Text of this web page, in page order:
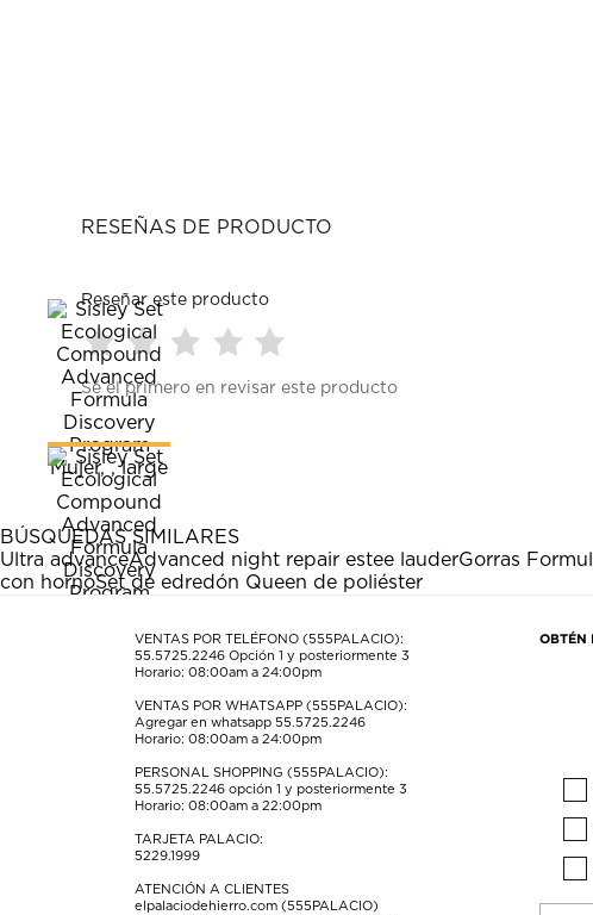
RESEÑAS DE PRODUCTO
Reseñar este producto
Seleccionar
para
calificar
el
artículo
con
1
estrella
Esta
acción
abrirá
formulario
Seleccionar
para
calificar
el
artículo
con
2
estrellas.
Esta
acción
abrirá
formulario
de
para
estrellas.
Esta
acción
abrirá
formulario
de
para
estrellas.
Esta
acción
abrirá
formulario
de
para
Esta
acción
abrirá
formulario
de
envío.
Sé el primero en revisar este producto
BÚSQUEDAS SIMILARES
Ultra advanceAdvanced night repair estee lauderGorras
con hornoSet de edredón Queen de poliéster
VENTAS POR TELÉFONO (555PALACIO):
55.5725.2246 Opción 1 y posteriormente 3
Horario: 08:00am a 24:00pm
VENTAS POR WHATSAPP (555PALACIO):
Agregar en whatsapp 55.5725.2246
Horario: 08:00am a 24:00pm
PERSONAL SHOPPING (555PALACIO):
55.5725.2246 opción 1 y posteriormente 3
Horario: 08:00am a 22:00pm
TARJETA PALACIO:
5229.1999
ATENCIÓN A CLIENTES
elpalaciodehierro.com (555PALACIO)
OBTÉN